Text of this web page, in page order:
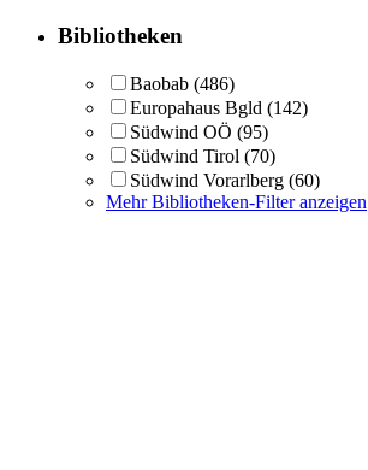
Bibliotheken
Baobab (486)
Europahaus Bgld (142)
Südwind OÖ (95)
Südwind Tirol (70)
Südwind Vorarlberg (60)
Mehr Bibliotheken-Filter anzeigen